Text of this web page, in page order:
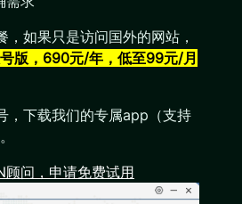
，如果只是访问国外的网站，
版，690元/年，低至99元/月
，下载我们的专属app（支持
顾问，申请免费试用